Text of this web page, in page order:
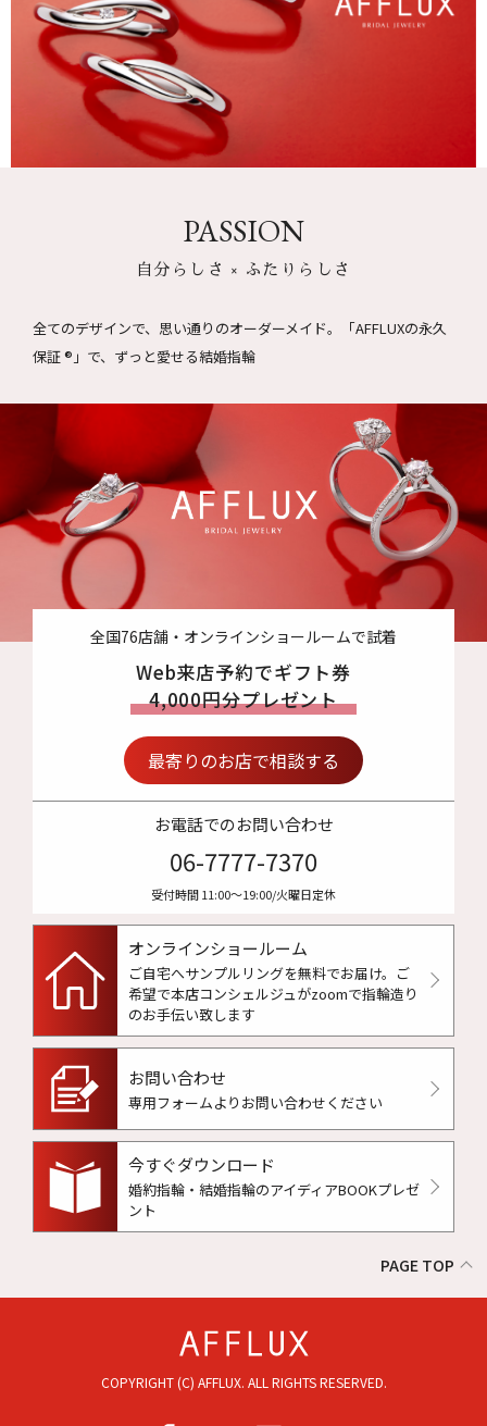
PASSION
自分らしさ × ふたりらしさ
全てのデザインで、思い通りのオーダーメイド。
「AFFLUXの永久
保証 ®」で、ずっと愛せる結婚指輪
全国76店舗・オンラインショールームで試着
Web来店予約でギフト券
4,000円分プレゼント
最寄りのお店で相談する
お電話でのお問い合わせ
06-7777-7370
受付時間 11:00〜19:00/火曜日定休
オンラインショールーム
ご自宅へサンプルリングを無料でお届け。 ご
希望で本店コンシェルジュがzoomで指輪造り
のお手伝い致します
お問い合わせ
専用フォームよりお問い合わせください
今すぐダウンロード
婚約指輪・結婚指輪のアイディアBOOKプレゼ
ント
PAGE TOP
COPYRIGHT (C) AFFLUX. ALL RIGHTS RESERVED.